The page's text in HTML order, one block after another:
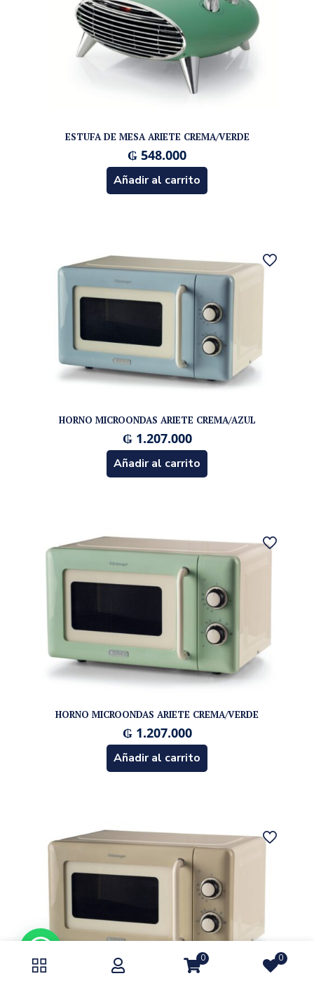
ESTUFA DE MESA ARIETE CREMA/VERDE
₲ 548.000
Añadir al carrito
HORNO MICROONDAS ARIETE CREMA/AZUL
₲1.207.000
Añadir al carrito
HORNO MICROONDAS ARIETE CREMA/VERDE
₲1.207.000
Añadir al carrito
0 0